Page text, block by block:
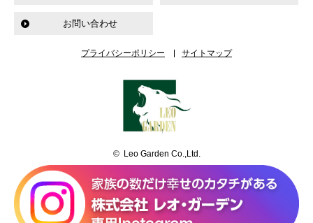
お問い合わせ
プライバシーポリシー サイトマップ
© Leo Garden Co.,Ltd.